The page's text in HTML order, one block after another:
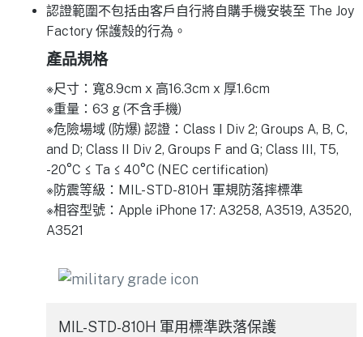
認證範圍不包括由客戶自行將自購手機安裝至 The Joy
Factory 保護殼的行為。
產品規格
※尺寸：寬8.9cm x 高16.3cm x 厚1.6cm
※重量：63 g (不含手機)
※危險場域 (防爆) 認證：Class I Div 2; Groups A, B, C,
and D; Class II Div 2, Groups F and G; Class III, T5,
-20°C ≤ Ta ≤ 40°C (NEC certification)
※防震等級：MIL-STD-810H 軍規防落摔標準
※相容型號：Apple iPhone 17: A3258, A3519, A3520,
A3521
MIL-STD-810H 軍用標準跌落保護